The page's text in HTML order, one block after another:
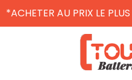
*ACHETER AU PRIX LE